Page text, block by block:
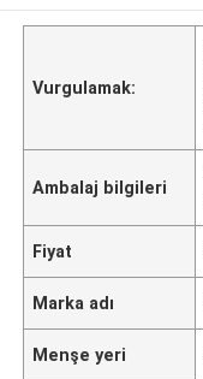
Vurgulamak:
Ambalaj bilgileri
Fiyat
Marka adı
Menşe yeri